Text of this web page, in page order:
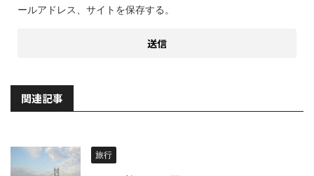
ールアドレス、サイトを保存する。
関連記事
旅行